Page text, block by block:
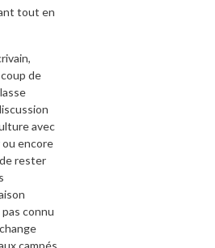
tout en
de
avec
encore
rester
connu
campés